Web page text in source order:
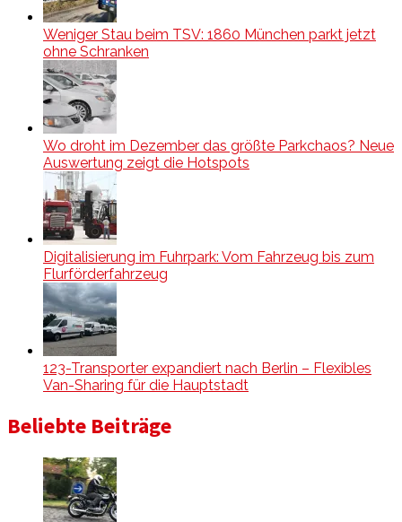
Weniger Stau beim TSV: 1860 München parkt jetzt
ohne Schranken
Wo droht im Dezember das größte Parkchaos? Neue
Auswertung zeigt die Hotspots
Digitalisierung im Fuhrpark: Vom Fahrzeug bis zum
Flurförderfahrzeug
123-Transporter expandiert nach Berlin – Flexibles
Van-Sharing für die Hauptstadt
Beliebte Beiträge